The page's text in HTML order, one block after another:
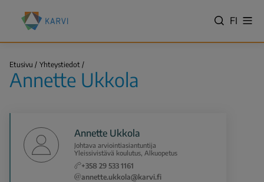
pääsisältöön
Kansallinen
koulutuksen
arviointikeskus
FI
Murupolku
Etusivu Yhteystiedot
Annette Ukkola
Annette Ukkola
Johtava arviointiasiantuntija
Yleissivistävä koulutus, Alkuopetus
+358 29 533 1161
annette.ukkola@karvi.fi